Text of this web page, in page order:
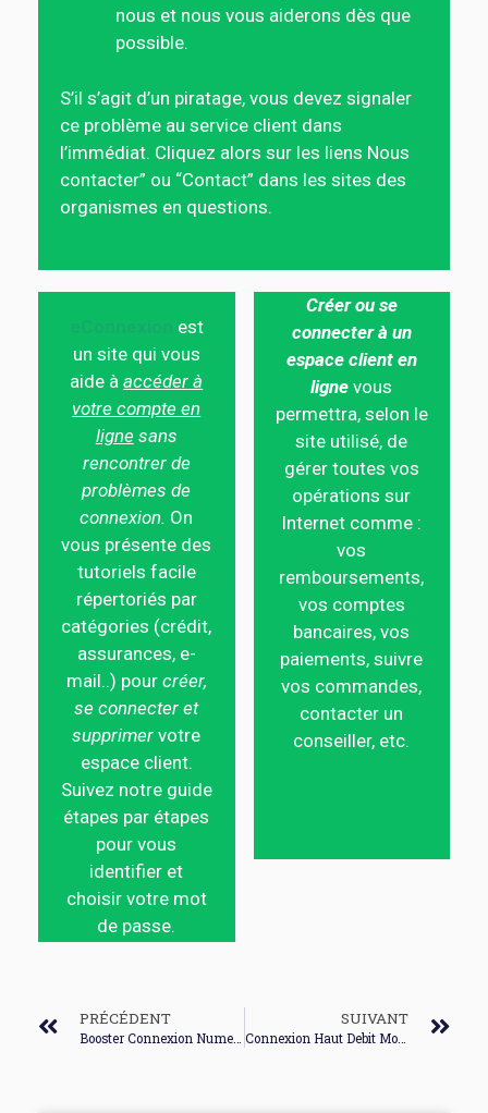
nous et nous vous aiderons dès que
possible.
S’il s’agit d’un piratage, vous devez signaler
ce problème au service client dans
l’immédiat. Cliquez alors sur les liens Nous
contacter” ou “Contact” dans les sites des
organismes en questions.
est
un site qui vous
aide àaccéder à
votre compte en
ligne sans
rencontrer de
problèmes de
connexion. On
vous présente des
tutoriels facile
répertoriés par
catégories (crédit,
assurances, e-
mail..) pour créer,
se connecter et
supprimer votre
espace client.
Suivez notre guide
étapes par étapes
pour vous
identifier et
choisir votre mot
de passe.
Créer ou se
connecter à un
espace client en
ligne vous
permettra, selon le
site utilisé, de
gérer toutes vos
opérations sur
Internet comme :
vos
remboursements,
vos comptes
bancaires, vos
paiements, suivre
vos commandes,
contacter un
conseiller, etc.
PRÉCÉDENT SUIVANT
Connexion Haut Debit Mobile Orange